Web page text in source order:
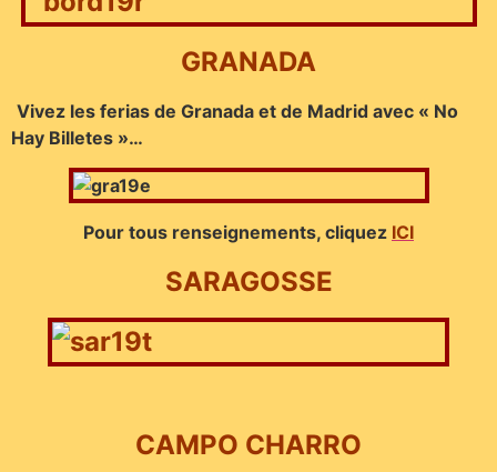
GRANADA
Vivez les ferias de Granada et de Madrid avec « No
Hay Billetes »…
Pour tous renseignements, cliquez ICI
SARAGOSSE
CAMPO CHARRO